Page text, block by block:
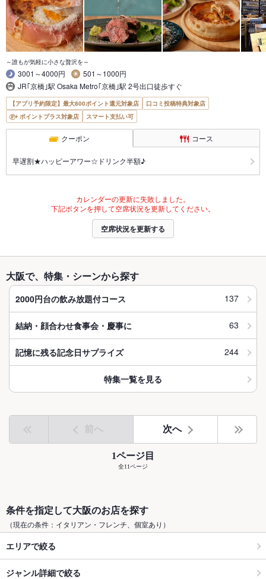
～誰もが気軽に小さな贅沢を～
3001～4000円
501～1000円
JR｢京橋｣駅 Osaka Metro｢京橋｣駅 2号出口徒歩すぐ
【アプリ予約限定】最大800ポイント還元対象店
口コミ投稿特典対象店
ポイントプラス対象店
スマート支払い可
クーポン コース
早遅割★ハッピーアワー☆ドリンク半額♪
カレンダーの更新に失敗しました。
下記ボタンを押して空席状況を更新してください。
空席状況を更新する
大阪で、特集・シーンから探す
2000円台の飲み放題付コース 137
結納・顔合わせ食事会・慶事に 63
記憶に残る記念日サプライズ 244
特集一覧を見る
前へ 次へ
1ページ目
全11ページ
条件を指定して大阪のお店を探す
（現在の条件：イタリアン・フレンチ、個室あり）
エリアで絞る
ジャンル詳細で絞る